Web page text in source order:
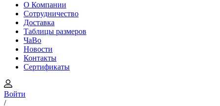
О Компании
Сотрудничество
Доставка
Таблицы размеров
ЧаВо
Новости
Контакты
Сертификаты
Войти
/